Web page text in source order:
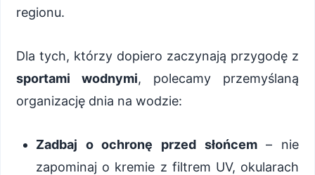
regionu.
Dla tych, którzy dopiero zaczynają przygodę z
sportami wodnymi, polecamy przemyślaną
organizację dnia na wodzie:
Zadbaj o ochronę przed słońcem– nie
zapominaj o kremie z filtrem UV, okularach